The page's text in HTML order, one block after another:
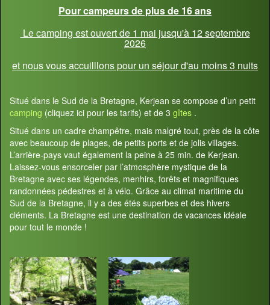
Pour campeurs de plus de 16 ans
Le camping est ouvert de 1 mai jusqu'à 12 septembre
2026
et nous vous accuilllons pour un séjour d'au moins 3 nuits
Situé dans le Sud de la Bretagne, Kerjean se compose d’un petit
camping (cliquez ici pour les tarifs) et de 3 gîtes .
Situé dans un cadre champêtre, mais malgré tout, près de la côte
avec beaucoup de plages, de petits ports et de jolis villages.
L’arrière-pays vaut également la peine à 25 min. de Kerjean.
Laissez-vous ensorceler par l’atmosphère mystique de la
Bretagne avec ses légendes, menhirs, forêts et magnifiques
randonnées pédestres et à vélo. Grâce au climat maritime du
Sud de la Bretagne, il y a des étés superbes et des hivers
cléments. La Bretagne est une destination de vacances idéale
pour tout le monde !